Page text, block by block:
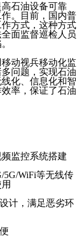
石油设备可靠
。目前，国内普
方式，这种方式
面监督巡检人员
动视兵移动化监
问题，实现石油
化、信息化和智
率，保证了石油
监控系统搭建
5G/WiFi等无线传
计，满足恶劣环